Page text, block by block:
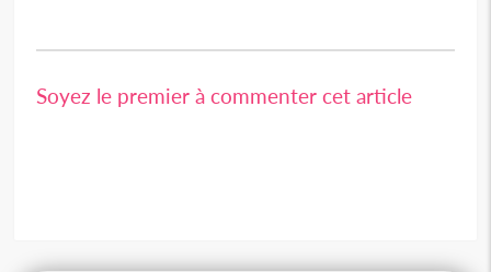
Soyez le premier à commenter cet article